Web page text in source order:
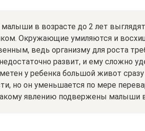
в возрасте до 2 лет
Окружающие умиляются и
ведь организму для роста
развит, и ему сложно
у ребенка большой живот
но он уменьшается по мере
явлению подвержены малыши в